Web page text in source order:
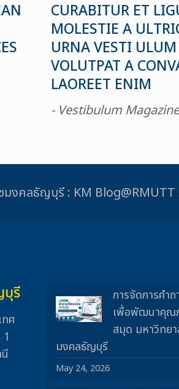
CURABITUR ET
MOLESTIE A
URNA VESTI
VOLUTPAT A
LAOREET ENIM
- Vestibulum
ชมงคลธัญบุรี : KM
บุรี
ทศ
การจัดการคำ
เพื่อพัฒนาคุณ
สมุด มหาวิทยา
มงคลธัญบุรี
May 24, 2026